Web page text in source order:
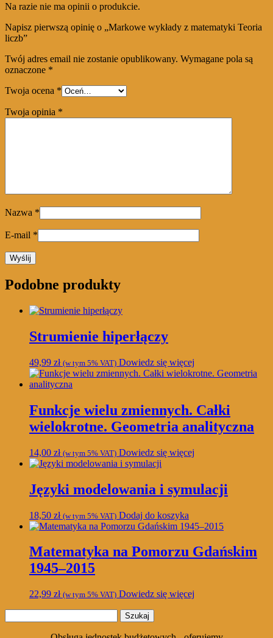
Na razie nie ma opinii o produkcie.
Napisz pierwszą opinię o „Markowe wykłady z matematyki Teoria
liczb”
Twój adres email nie zostanie opublikowany. Wymagane pola są
oznaczone *
Twoja ocena *
Twoja opinia *
Nazwa *
E-mail *
Podobne produkty
Strumienie hiperłączy
49,99 zł (w tym 5% VAT) Dowiedz się więcej
Funkcje wielu zmiennych. Całki
wielokrotne. Geometria analityczna
14,00 zł (w tym 5% VAT) Dowiedz się więcej
Języki modelowania i symulacji
18,50 zł (w tym 5% VAT) Dodaj do koszyka
Matematyka na Pomorzu Gdańskim
1945–2015
22,99 zł (w tym 5% VAT) Dowiedz się więcej